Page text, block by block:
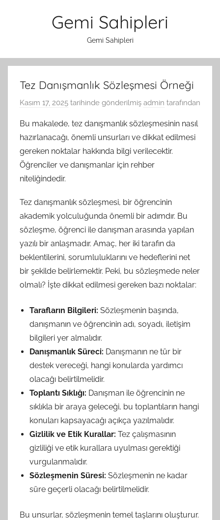
Gemi Sahipleri
Gemi Sahipleri
Tez Danışmanlık Sözleşmesi Örneği
Kasım 17, 2025 tarihinde gönderilmiş admin tarafından
Bu makalede, tez danışmanlık sözleşmesinin nasıl
hazırlanacağı, önemli unsurları ve dikkat edilmesi
gereken noktalar hakkında bilgi verilecektir.
Öğrenciler ve danışmanlar için rehber
niteliğindedir.
Tez danışmanlık sözleşmesi, bir öğrencinin
akademik yolculuğunda önemli bir adımdır. Bu
sözleşme, öğrenci ile danışman arasında yapılan
yazılı bir anlaşmadır. Amaç, her iki tarafın da
beklentilerini, sorumluluklarını ve hedeflerini net
bir şekilde belirlemektir. Peki, bu sözleşmede neler
olmalı? İşte dikkat edilmesi gereken bazı noktalar:
Tarafların Bilgileri: Sözleşmenin başında,
danışmanın ve öğrencinin adı, soyadı, iletişim
bilgileri yer almalıdır.
Danışmanlık Süreci: Danışmanın ne tür bir
destek vereceği, hangi konularda yardımcı
olacağı belirtilmelidir.
Toplantı Sıklığı: Danışman ile öğrencinin ne
sıklıkla bir araya geleceği, bu toplantıların hangi
konuları kapsayacağı açıkça yazılmalıdır.
Gizlilik ve Etik Kurallar: Tez çalışmasının
gizliliği ve etik kurallara uyulması gerektiği
vurgulanmalıdır.
Sözleşmenin Süresi: Sözleşmenin ne kadar
süre geçerli olacağı belirtilmelidir.
Bu unsurlar, sözleşmenin temel taşlarını oluşturur.